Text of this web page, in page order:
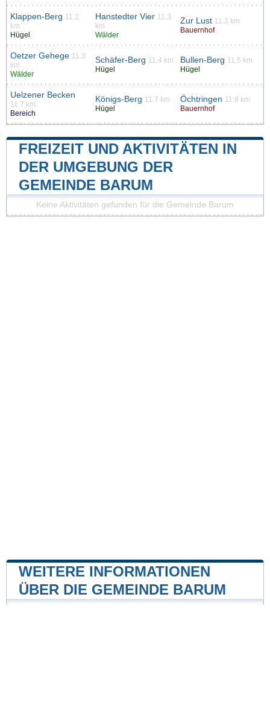
Klappen-Berg 11.2
km
Hügel
Hanstedter Vier 11.3
km
Wälder
Zur Lust 11.3 km
Bauernhof
Oetzer Gehege 11.3
km
Wälder
Schäfer-Berg 11.4 km
Hügel
Bullen-Berg 11.5 km
Hügel
Uelzener Becken
11.7 km
Bereich
Königs-Berg 11.7 km
Hügel
Öchtringen 11.9 km
Bauernhof
FREIZEIT UND AKTIVITÄTEN IN
DER UMGEBUNG DER
GEMEINDE BARUM
Keine Aktivitäten gefunden für die Gemeinde Barum
WEITERE INFORMATIONEN
ÜBER DIE GEMEINDE BARUM